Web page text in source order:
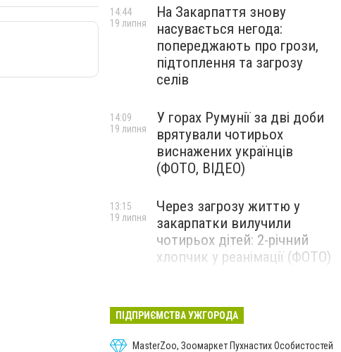
На Закарпаття знову
насувається негода:
попереджають про грози,
підтоплення та загрозу
селів
14:44
19 липня
У горах Румунії за дві доби
врятували чотирьох
виснажених українців
(ФОТО, ВІДЕО)
14:09
19 липня
Через загрозу життю у
закарпатки вилучили
чотирьох дітей: 2-річний
хлопчик у реанімації (ФОТО)
13:15
19 липня
полеглим захисником
Артемом Ромчаком
19 липня
ПІДПРИЄМСТВА УЖГОРОДА
MasterZoo, Зоомаркет Пухнастих Особистостей